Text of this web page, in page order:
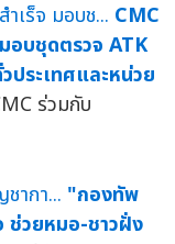
CMC
อบชุดตรวจ ATK
ประเทศและหน่วย
ร่วมกับ
"กองทัพ
ช่วยหมอ-ชาวฝั่ง